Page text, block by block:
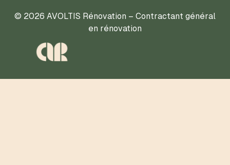
© 2026 AVOLTIS Rénovation – Contractant général
en rénovation